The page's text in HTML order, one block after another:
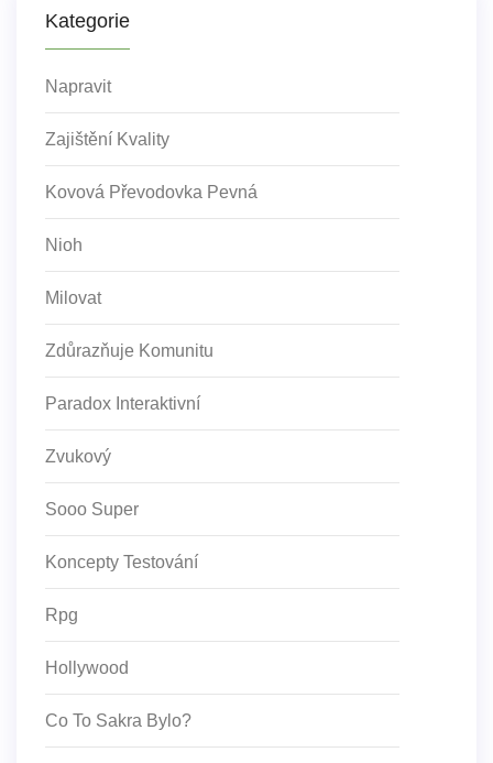
Kategorie
Napravit
Zajištění Kvality
Kovová Převodovka Pevná
Nioh
Milovat
Zdůrazňuje Komunitu
Paradox Interaktivní
Zvukový
Sooo Super
Koncepty Testování
Rpg
Hollywood
Co To Sakra Bylo?